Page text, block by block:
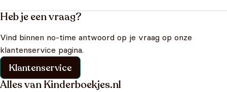
Heb je een vraag?
Vind binnen no-time antwoord op je vraag op onze
klantenservice pagina.
Klantenservice
Alles van Kinderboekjes.nl